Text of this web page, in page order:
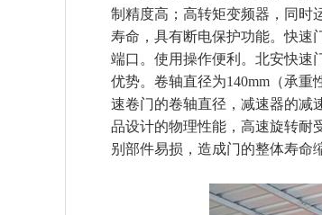
制精度高；高转矩变频器，同时
寿命，具有断电保护功能。快速
端口。使用操作便利。北安快速
优势。卷轴直径为140mm（承重
速卷门的卷轴直径，减速器的减
品设计的物理性能，高速旋转耐
别部件易损，造成门的整体寿命